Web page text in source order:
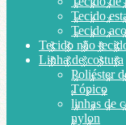
Tecido
Tecido
Tecido não
Linha de costura
Poliéster
Tópico
linhas de
nylon